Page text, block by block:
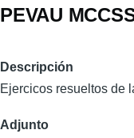
PEVAU
Descripción
Ejercicos resueltos de
Adjunto